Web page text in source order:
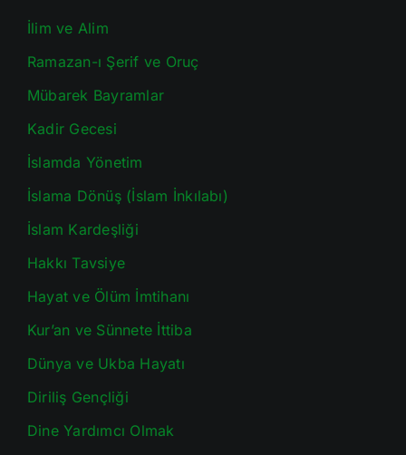
İlim ve Alim
Ramazan-ı Şerif ve Oruç
Mübarek Bayramlar
Kadir Gecesi
İslamda Yönetim
İslama Dönüş (İslam İnkılabı)
İslam Kardeşliği
Hakkı Tavsiye
Hayat ve Ölüm İmtihanı
Kur’an ve Sünnete İttiba
Dünya ve Ukba Hayatı
Diriliş Gençliği
Dine Yardımcı Olmak